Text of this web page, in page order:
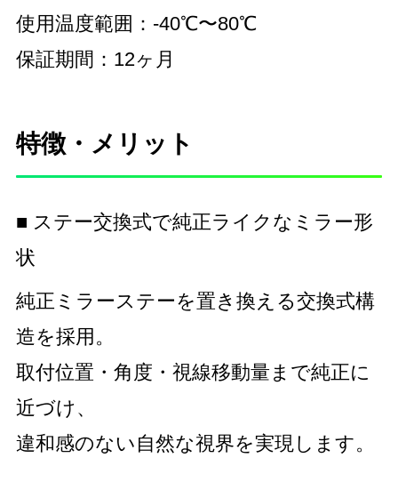
使用温度範囲：-40℃〜80℃
保証期間：12ヶ月
特徴・メリット
■ ステー交換式で純正ライクなミラー形
状
純正ミラーステーを置き換える交換式構
造を採用。
取付位置・角度・視線移動量まで純正に
近づけ、
違和感のない自然な視界を実現します。